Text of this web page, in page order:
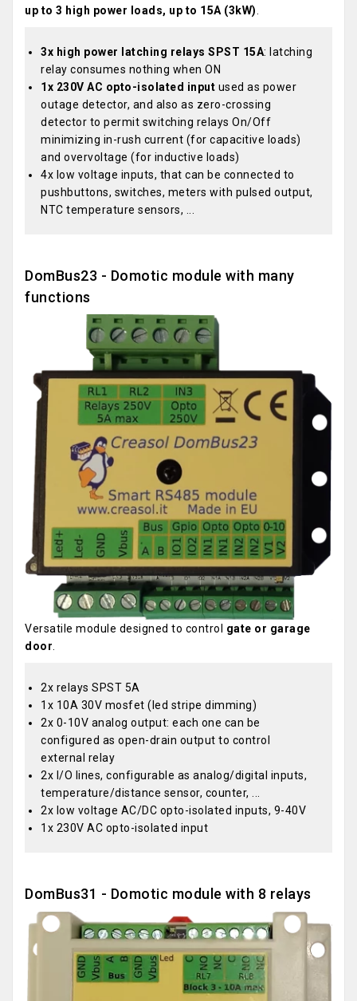
up to 3 high power loads, up to 15A (3kW)
3x high power latching relays SPST 15A: latching
relay consumes nothing when ON
1x 230V AC opto-isolated input used as power
outage detector, and also as zero-crossing
detector to permit switching relays On/Off
minimizing in-rush current (for capacitive loads)
and overvoltage (for inductive loads)
4x low voltage inputs, that can be connected to
pushbuttons, switches, meters with pulsed output,
NTC temperature sensors, ...
DomBus23 - Domotic module with many
functions
Versatile module designed to control gate or garage
door
2x relays SPST 5A
1x 10A 30V mosfet (led stripe dimming)
2x 0-10V analog output: each one can be
configured as open-drain output to control
external relay
2x I/O lines, configurable as analog/digital inputs,
temperature/distance sensor, counter, ...
2x low voltage AC/DC opto-isolated inputs, 9-40V
1x 230V AC opto-isolated input
DomBus31 - Domotic module with 8 relays